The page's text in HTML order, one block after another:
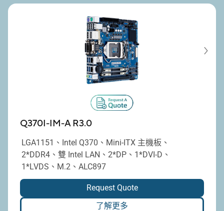
Q370I-IM-A R3.0
LGA1151、Intel Q370、Mini-ITX 主機板、
2*DDR4、雙 Intel LAN、2*DP、1*DVI-D、
1*LVDS、M.2、ALC897
Request Quote
了解更多